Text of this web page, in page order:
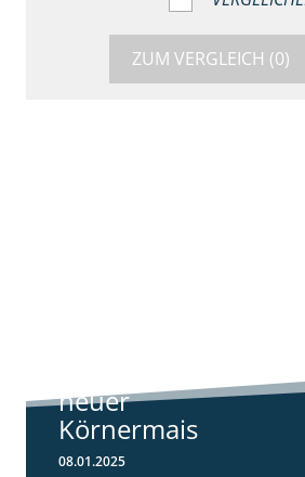
ZUM VERGLEICH (0)
neuer
Körnermais
08.01.2025